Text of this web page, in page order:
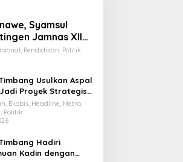
Syamsul
Jamnas XII
Pendidikan, Politik
Usulkan Aspal
Proyek Strategis
Ekobis, Headline, Metro,
Politik
Hadiri
Kadin dengan